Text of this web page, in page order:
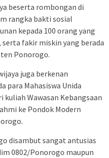
beserta rombongan di
rangka bakti sosial
kepada 100 orang yang
fakir miskin yang berada
Ponorogo.
juga berkenan
para Mahasiswa Unida
Wawasan Kebangsaan
ke Pondok Modern
disambut sangat antusias
0802/Ponorogo maupun